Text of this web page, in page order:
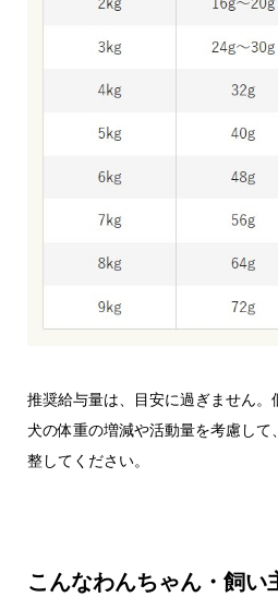
推奨給与量は、目安に過ぎません
犬の体重の増減や活動量を考慮して
整してください。
こんなわんちゃん・飼い